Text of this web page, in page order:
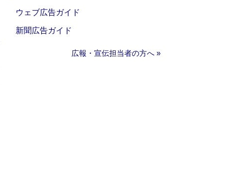
ウェブ広告ガイド
新聞広告ガイド
広報・宣伝担当者の方へ »